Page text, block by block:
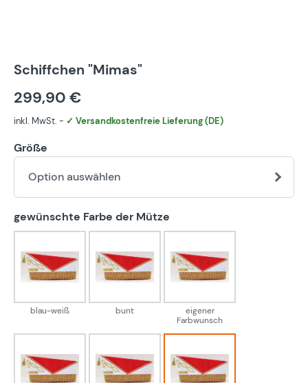
Schiffchen "Mimas"
299,90 €
inkl. MwSt. - ✓ Versandkostenfreie Lieferung (DE)
Größe
Option auswählen
gewünschte Farbe der Mütze
blau-weiß
blau-weiß
bunt
bunt
eigener Farbwunsch
eigener
Farbwunsch
grün-weiß rot-weiß schwarz-weiß